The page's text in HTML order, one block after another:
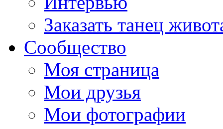
Заказать танец
Сообщество
Моя страница
Мои друзья
Мои фотографии